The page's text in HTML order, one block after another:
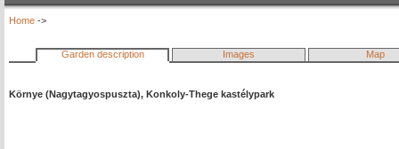
Home ->
Garden description Images Map
Környe (Nagytagyospuszta), Konkoly-Thege kastélypark